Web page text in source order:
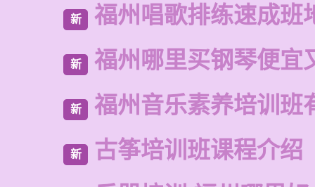
新 福州唱歌排练速成班
新 福州哪里买钢琴便宜
新 福州音乐素养培训班
新
古筝培训班课程介绍